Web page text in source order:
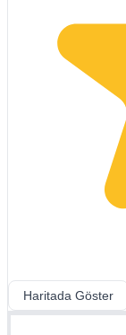
Haritada Göster